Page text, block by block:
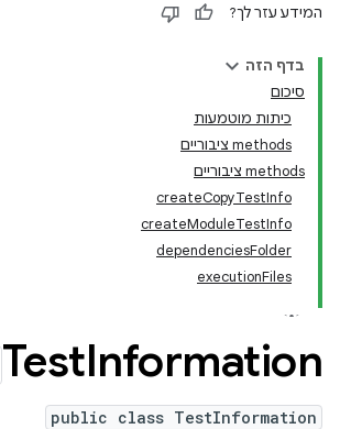
המידע עזר לך?
בדף הזה
סיכום
כיתות מוטמעות
‫methods ציבוריים
‫methods ציבוריים
createCopyTestInfo
createModuleTestInfo
dependenciesFolder
executionFiles
TestInformation
public class TestInformation